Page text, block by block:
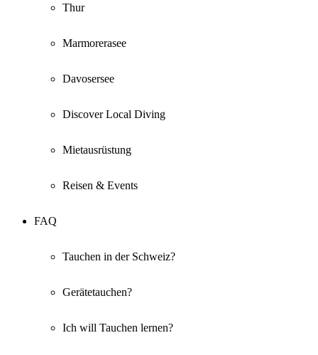
Thur
Marmorerasee
Davosersee
Discover Local Diving
Mietausrüstung
Reisen & Events
FAQ
Tauchen in der Schweiz?
Gerätetauchen?
Ich will Tauchen lernen?